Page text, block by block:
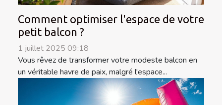
Comment optimiser l'espace de votre
petit balcon ?
1 juillet 2025 09:18
Vous rêvez de transformer votre modeste balcon en
un véritable havre de paix, malgré l'espace...